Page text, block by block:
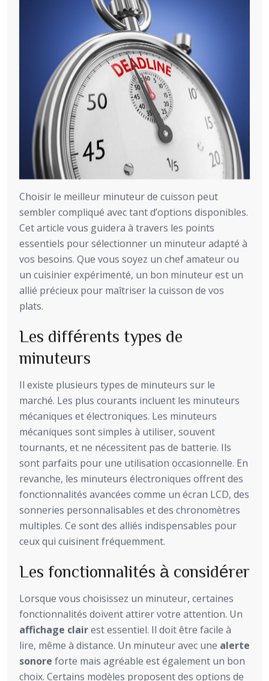
Choisir le meilleur minuteur de cuisson peut
sembler compliqué avec tant d’options disponibles.
Cet article vous guidera à travers les points
essentiels pour sélectionner un minuteur adapté à
vos besoins. Que vous soyez un chef amateur ou
un cuisinier expérimenté, un bon minuteur est un
allié précieux pour maîtriser la cuisson de vos
plats.
Les différents types de
minuteurs
Il existe plusieurs types de minuteurs sur le
marché. Les plus courants incluent les minuteurs
mécaniques et électroniques. Les minuteurs
mécaniques sont simples à utiliser, souvent
tournants, et ne nécessitent pas de batterie. Ils
sont parfaits pour une utilisation occasionnelle. En
revanche, les minuteurs électroniques offrent des
fonctionnalités avancées comme un écran LCD, des
sonneries personnalisables et des chronomètres
multiples. Ce sont des alliés indispensables pour
ceux qui cuisinent fréquemment.
Les fonctionnalités à considérer
Lorsque vous choisissez un minuteur, certaines
fonctionnalités doivent attirer votre attention. Un
affichage clairest essentiel. Il doit être facile à
lire, même à distance. Un minuteur avec une alerte
sonore forte mais agréable est également un bon
choix. Certains modèles proposent des options de